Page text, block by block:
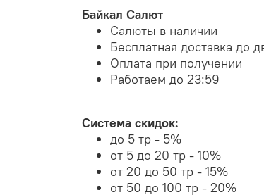
Байкал Салют
Салюты в наличии
Бесплатная доставка до
Оплата при получении
Работаем до 23:59
Система скидок:
до 5 тр - 5%
от 5 до 20 тр - 10%
от 20 до 50 тр - 15%
от 50 до 100 тр - 20%